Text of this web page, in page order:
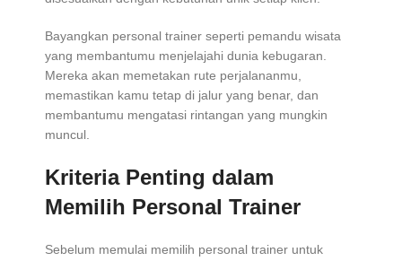
Bayangkan personal trainer seperti pemandu wisata
yang membantumu menjelajahi dunia kebugaran.
Mereka akan memetakan rute perjalananmu,
memastikan kamu tetap di jalur yang benar, dan
membantumu mengatasi rintangan yang mungkin
muncul.
Kriteria Penting dalam
Memilih Personal Trainer
Sebelum memulai memilih personal trainer untuk